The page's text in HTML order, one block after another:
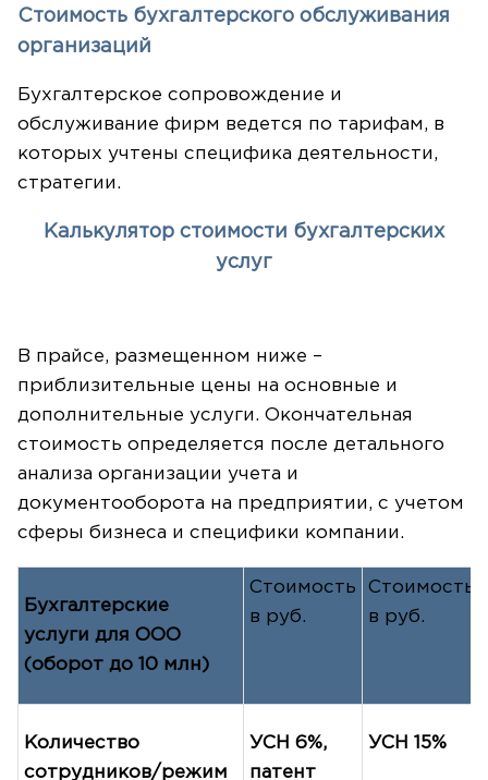
Стоимость бухгалтерского обслуживания
организаций
Бухгалтерское сопровождение и
обслуживание фирм ведется по тарифам, в
которых учтены специфика деятельности,
стратегии.
Калькулятор стоимости бухгалтерских
услуг
В прайсе, размещенном ниже –
приблизительные цены на основные и
дополнительные услуги. Окончательная
стоимость определяется после детального
анализа организации учета и
документооборота на предприятии, с учетом
сферы бизнеса и специфики компании.
Бухгалтерские
услуги для ООО
(оборот до 10 млн)
Стоимость
в руб.
Стоимость
в руб.
Количество
сотрудников/режим
УСН 6%,
патент
УСН 15%